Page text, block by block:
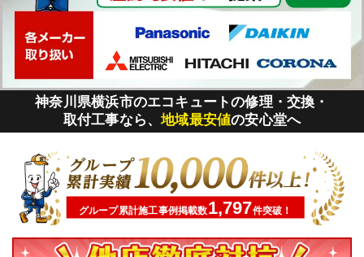
神奈川県横浜市のエコキュートの修理・交換・
取付工事なら、地域最安値の安心堂へ
グループ累計施工事例掲載数1,797件突破！